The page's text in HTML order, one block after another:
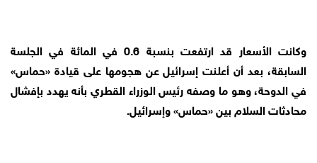
وكانت الأسعار قد ارتفعت بنسبة 0.6 في المائة في الجلسة
السابقة، بعد أن أعلنت إسرائيل عن هجومها على قيادة «حماس»
في الدوحة، وهو ما وصفه رئيس الوزراء القطري بأنه يهدد بإفشال
محادثات السلام بين «حماس» وإسرائيل.